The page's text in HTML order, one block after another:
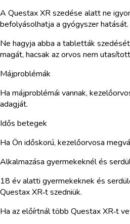
A Questax XR szedése alatt ne
befolyásolhatja a gyógyszer hatását.
Ne hagyja abba a tabletták
magát, hacsak az orvos nem
Májproblémák
Ha májproblémái vannak,
adagját.
Idős betegek
Ha Ön időskorú, kezelőorvosa
Alkalmazása gyermekeknél és
18 év alatti gyermekeknek és
Questax XR‑t szedniük.
Ha az előírtnál több Questax XR‑t